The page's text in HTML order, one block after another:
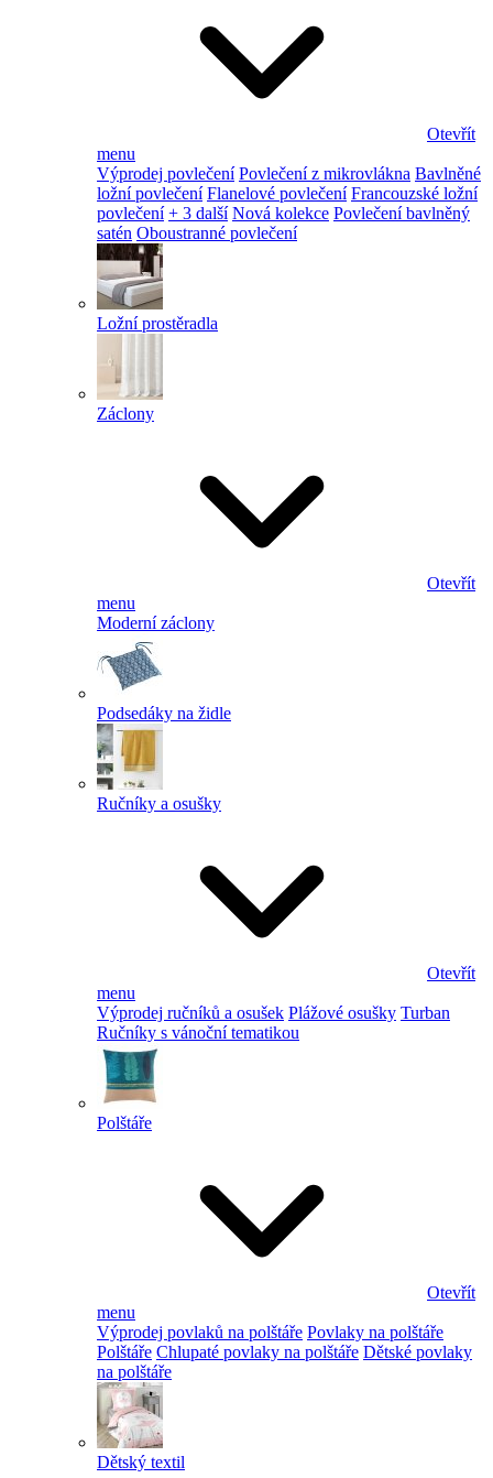
Otevřít
menu
Výprodej povlečení Povlečení z mikrovlákna Bavlněné
ložní povlečení Flanelové povlečení Francouzské ložní
povlečení + 3 další Nová kolekce Povlečení bavlněný
satén Oboustranné povlečení
Ložní prostěradla
Záclony
Otevřít
menu
Moderní záclony
Podsedáky na židle
Ručníky a osušky
Otevřít
menu
Výprodej ručníků a osušek Plážové osušky Turban
Ručníky s vánoční tematikou
Polštáře
Otevřít
menu
Výprodej povlaků na polštáře Povlaky na polštáře
Polštáře Chlupaté povlaky na polštáře Dětské povlaky
na polštáře
Dětský textil